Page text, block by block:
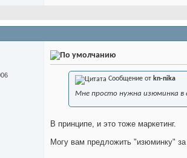
Сообщение от kn-nika
Мне просто нужна изюминка в
В принципе, и это тоже маркетинг.
Могу вам предложить "изюминку"